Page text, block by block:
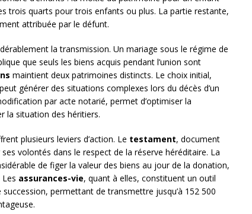
trois quarts pour trois enfants ou plus. La partie restante,
attribuée par le défunt.
la transmission. Un mariage sous le régime de
que seuls les biens acquis pendant l’union sont
maintient deux patrimoines distincts. Le choix initial,
générer des situations complexes lors du décès d’un
par acte notarié, permet d’optimiser la
la situation des héritiers.
plusieurs leviers d’action. Le testament, document
volontés dans le respect de la réserve héréditaire. La
de figer la valeur des biens au jour de la donation,
assurances-vie, quant à elles, constituent un outil
permettant de transmettre jusqu’à 152 500